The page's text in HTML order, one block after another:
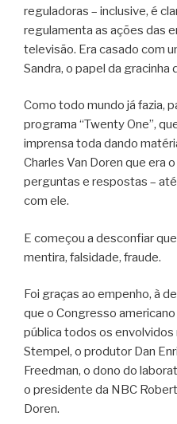
reguladoras – inclusive, é
regulamenta as ações das
televisão. Era casado com
Sandra, o papel da gracinha
Como todo mundo já fazia,
programa “Twenty One”,
imprensa toda dando
Charles Van Doren que era
perguntas e respostas –
com ele.
E começou a desconfiar
mentira, falsidade, fraude.
Foi graças ao empenho, à
que o Congresso
pública todos os envolvidos
Stempel, o produtor Dan
Freedman, o dono do
o presidente da NBC
Doren.